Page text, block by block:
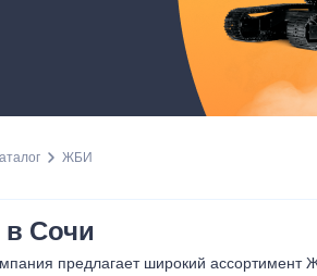
ЖБИ
Сочи
предлагает широкий